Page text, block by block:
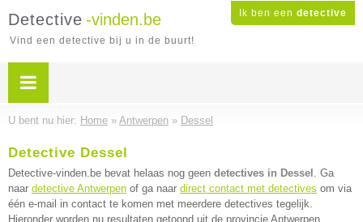
Ik ben een detective
Detective -vinden.be
Vind een detective bij u in de buurt!
U bent nu hier: Home » Antwerpen » Dessel
Detective Dessel
Detective-vinden.be bevat helaas nog geen detectives in Dessel . Ga
naar detective Antwerpen of ga naar direct contact met detectives om via
één e-mail in contact te komen met meerdere detectives tegelijk.
Hieronder worden nu resultaten getoond uit de provincie Antwerpen.